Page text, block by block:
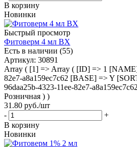
В корзину
Новинки
Быстрый просмотр
Фитоверм 4 мл ВХ
Есть в наличии (55)
Артикул: 30891
Array ( [1] => Array ( [ID] => 1 [NAME]
82e7-a8a159ec7c62 [BASE] => Y
96daa25b-4323-11ee-82e7-
Розничная ) )
31.80 руб./шт
-
+
В корзину
Новинки